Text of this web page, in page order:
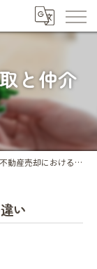
と仲介
不動産売却における買取と仲介の違い
い